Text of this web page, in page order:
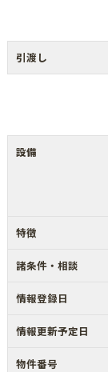
引渡し
設備
特徴
諸条件・相談
情報登録日
情報更新予定日
物件番号